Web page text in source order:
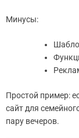
Минусы:
Простой пример:
сайт для
пару вечеров.